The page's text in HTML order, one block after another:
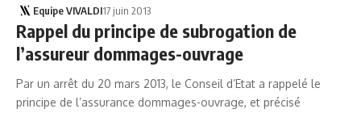
Equipe VIVALDI17 juin 2013
Rappel du principe de subrogation de
l’assureur dommages-ouvrage
Par un arrêt du 20 mars 2013, le Conseil d’Etat a rappelé le
principe de l’assurance dommages-ouvrage, et précisé